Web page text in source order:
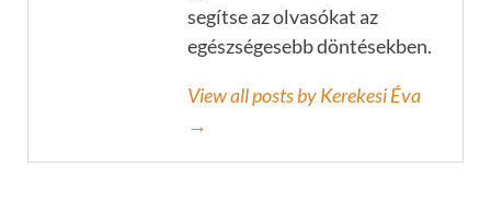
segítse az olvasókat az
egészségesebb döntésekben.
View all posts by Kerekesi Éva
→